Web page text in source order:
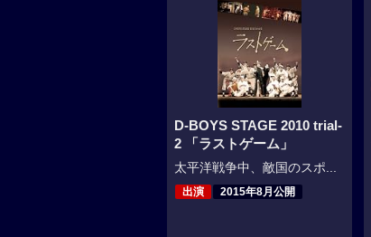
D-BOYS STAGE 2010 trial-
2 「ラストゲーム」
太平洋戦争中、敵国のスポ...
出演 2015年8月公開